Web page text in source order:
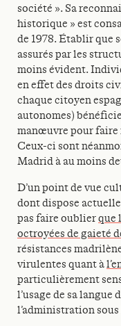
société ». Sa
historique » est
de 1978. Établir que
assurés par les
moins évident.
en effet des droits
chaque citoyen
autonomes)
manœuvre pour
Ceux-ci sont
Madrid à au moins
D’un point de vue
dont dispose
pas faire oublierque
octroyées de gaieté
résistances
virulentes quant à
particulièrement
l’usage de sa langue
l’administration